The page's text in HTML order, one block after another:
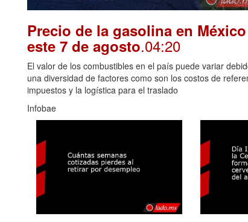
Precio de la gasolina en México
este 7 de agosto.04:20
El valor de los combustibles en el país puede variar
una diversidad de factores como son los costos de
impuestos y la logística para el traslado
Infobae